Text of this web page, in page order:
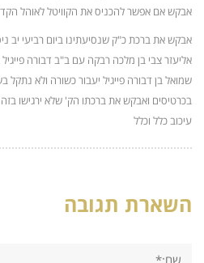
אבקש אם אפשר להכניס את הקוויטל לאוהל
אבקש את ברכת כ"ק שנסיעתינו ביום רביעי יב
אליעזר צבי בן מלכה רבקה עם ב"ב דבורה פייגיל
שמואל בן דבורה פייגיל יעבור כשורה ולא
בכרטיסים ואבקש את ברכתו הק' שלא ירגישו
עיכוב כלל וכלל
השארת תגובה